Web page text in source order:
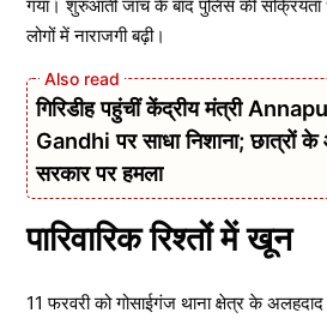
गया। शुरुआती जांच के बाद पुलिस की सक्रियता
लोगों में नाराजगी बढ़ी।
गिरिडीह पहुंचीं केंद्रीय मंत्री
Gandhi पर साधा निशाना; छात्रों
सरकार पर हमला
पारिवारिक रिश्तों में खून
11 फरवरी को गोसाईगंज थाना क्षेत्र के